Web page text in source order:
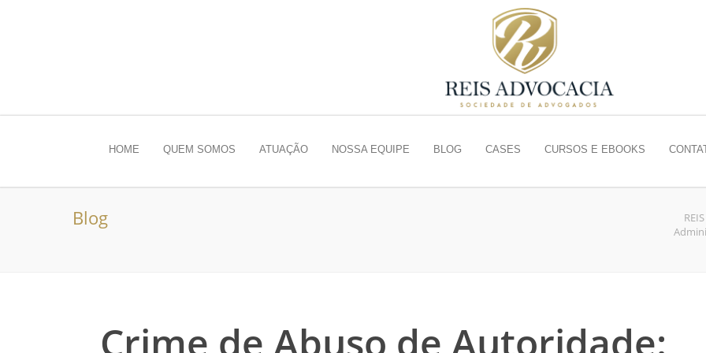
HOME QUEM SOMOS ATUAÇÃO NOSSA EQUIPE BLOG CASES CURSOS E EBOOKS
Blog
Crime de Abuso de Autoridade: